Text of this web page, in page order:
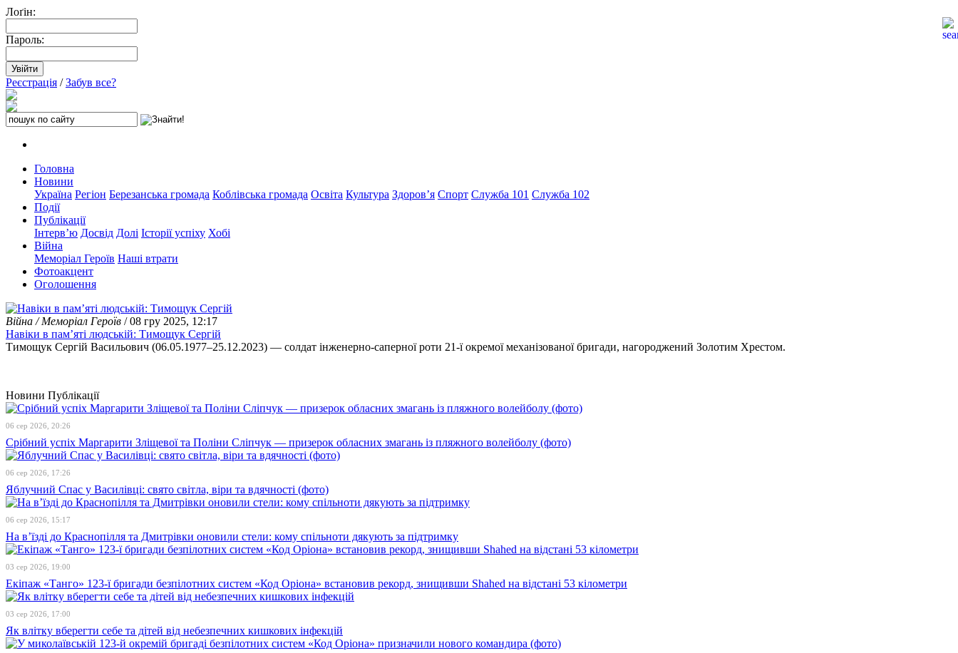
Лоґін:
Пароль:
Реєстрація /Забув все?
Головна
Новини
Україна Регіон Березанська громада Коблівська громада Освіта Культура Здоров’я Спорт Служба 101 Служба 102
Події
Публікації
Інтерв’ю Досвід Долі Історії успіху Хобі
Війна
Меморіал Героїв Наші втрати
Фотоакцент
Оголошення
Війна / Меморіал Героїв / 08 гру 2025, 12:17
Навіки в пам’яті людській: Тимощук Сергій
Тимощук Сергій Васильович (06.05.1977–25.12.2023) — солдат інженерно-саперної роти 21-ї окремої механізованої бригади, нагороджений Золотим Хрестом.
Новини Публікації
06 сер 2026, 20:26
Срібний успіх Маргарити Зліщевої та Поліни Сліпчук — призерок обласних змагань із пляжного волейболу (фото)
06 сер 2026, 17:26
Яблучний Спас у Василівці: свято світла, віри та вдячності (фото)
06 сер 2026, 15:17
На в’їзді до Краснопілля та Дмитрівки оновили стели: кому спільноти дякують за підтримку
03 сер 2026, 19:00
Екіпаж «Танго» 123-ї бригади безпілотних систем «Код Оріона» встановив рекорд, знищивши Shahed на відстані 53 кілометри
03 сер 2026, 17:00
Як влітку вберегти себе та дітей від небезпечних кишкових інфекцій